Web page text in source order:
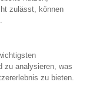
zulässt, können
zu analysieren, was
zu bieten.